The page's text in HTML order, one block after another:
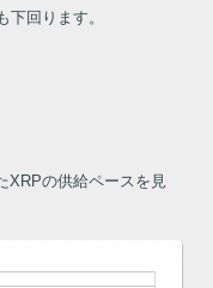
回ります。
XRPの供給ペースを見